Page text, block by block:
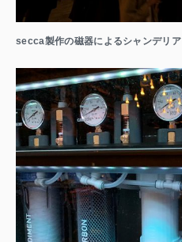
secca製作の磁器によるシャンデリア